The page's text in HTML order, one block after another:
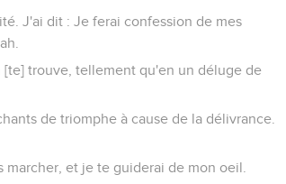
J'ai dit : Je ferai confession de mes
trouve, tellement qu'en un déluge de
de triomphe à cause de la délivrance.
et je te guiderai de mon oeil.